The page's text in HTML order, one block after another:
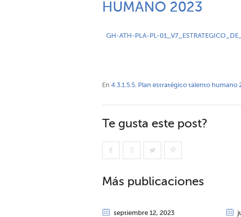
HUMANO 2023
GH-ATH-PLA-PL-
En 4.3.1.5.5. Plan estratégico talento humano
Te gusta este post?
Más publicaciones
septiembre 12, 2023